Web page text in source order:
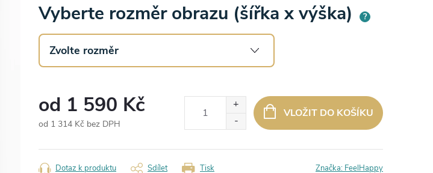
Vyberte rozměr obrazu (šířka x výška) ?
od 1 590 Kč
od 1 314 Kč bez DPH
cena:
VLOŽIT DO KOŠÍKU
Tisk
Dotaz k produktu Sdílet Značka: FeelHappy